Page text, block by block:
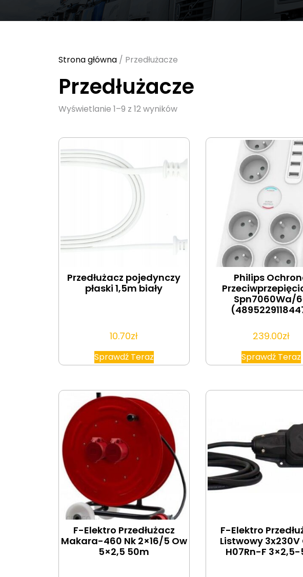
Strona główna / Przedłużacze
Przedłużacze
Wyświetlanie 1–9 z 12 wynikówSorted
Przedłużacz pojedynczy
płaski 1,5m biały
10.70zł
Sprawdź Teraz
Philips
Spn7060Wa/
239.00zł
Sprawdź Teraz
F-Elektro Przedłużacz
Makara-460 Nk 2×16/5 Ow
5×2,5 50m
F-Elektro
Listwowy 3x230V
H07Rn-F